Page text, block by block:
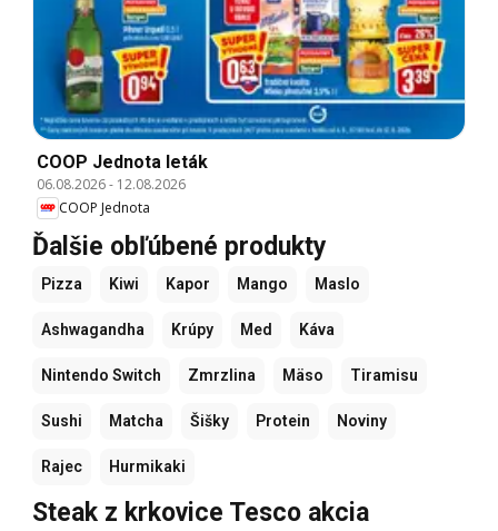
COOP Jednota leták
06.08.2026- 12.08.2026
COOP Jednota
Ďalšie obľúbené produkty
Pizza Kiwi Kapor Mango Maslo
Ashwagandha Krúpy Med Káva
Nintendo Switch Zmrzlina Mäso Tiramisu
Sushi Matcha Šišky Protein Noviny
Rajec Hurmikaki
Steak z krkovice Tesco akcia